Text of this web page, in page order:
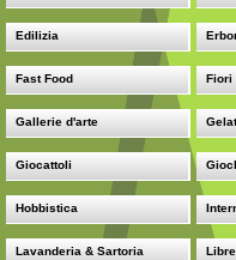
Edilizia
Fast Food Fiori
Gallerie d'arte
Giocattoli
Hobbistica
Lavanderia & Sartoria